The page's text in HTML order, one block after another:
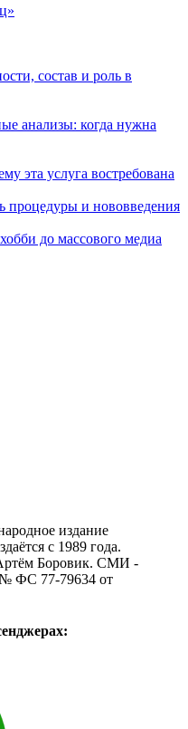
состав и роль в
анализы: когда нужна
эта услуга востребована
процедуры и нововведения
до массового медиа
издание
с 1989 года.
Боровик. CМИ -
№ ФС 77-79634 от